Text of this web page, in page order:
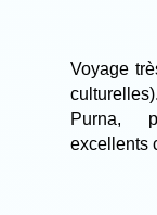
Voyage
Purna,
excellents